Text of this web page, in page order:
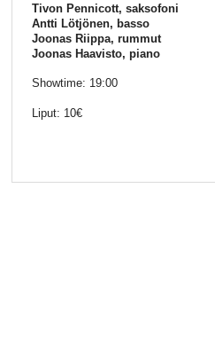
Tivon Pennicott, saksofoni
Antti Lötjönen, basso
Joonas Riippa, rummut
Joonas Haavisto, piano
Showtime: 19:00
Liput: 10€